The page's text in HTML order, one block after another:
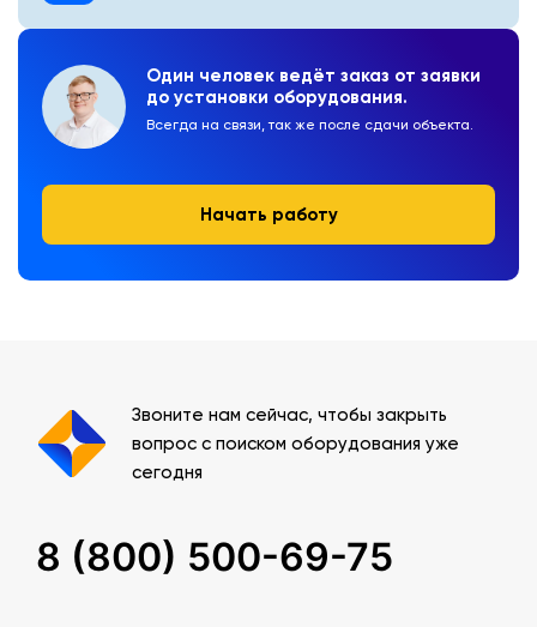
Один человек ведёт заказ от заявки
до установки оборудования.
Всегда на связи, так же после сдачи объекта.
Начать работу
Звоните нам сейчас, чтобы закрыть
вопрос с поиском оборудования уже
сегодня
8 (800) 500-69-75